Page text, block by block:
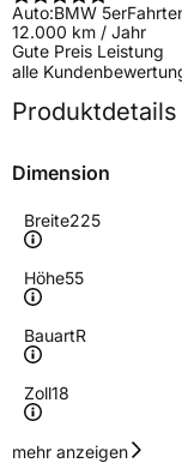
Auto:BMW 5er
12.000 km / Jahr
Gute Preis Leistung
alle
Produktdetails
Dimension
Breite225
Höhe55
BauartR
Zoll18
mehr anzeigen